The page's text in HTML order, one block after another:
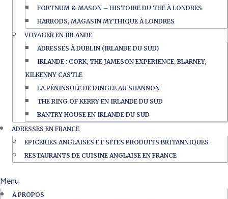
FORTNUM & MASON – HISTOIRE DU THÉ À LONDRES
HARRODS, MAGASIN MYTHIQUE À LONDRES
VOYAGER EN IRLANDE
ADRESSES À DUBLIN (IRLANDE DU SUD)
IRLANDE : CORK, THE JAMESON EXPERIENCE, BLARNEY,
KILKENNY CASTLE
LA PÉNINSULE DE DINGLE AU SHANNON
THE RING OF KERRY EN IRLANDE DU SUD
BANTRY HOUSE EN IRLANDE DU SUD
ADRESSES EN FRANCE
EPICERIES ANGLAISES ET SITES PRODUITS BRITANNIQUES
RESTAURANTS DE CUISINE ANGLAISE EN FRANCE
Menu
A PROPOS